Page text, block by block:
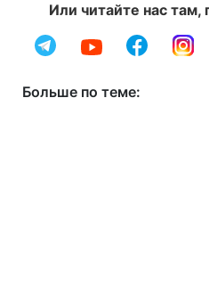
Или читайте нас там,
Больше по теме: